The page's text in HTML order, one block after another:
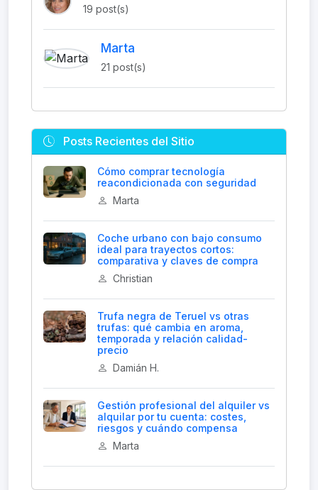
19 post(s)
Marta
21 post(s)
Posts Recientes del Sitio
Cómo comprar tecnología
reacondicionada con seguridad
Marta
Coche urbano con bajo consumo
ideal para trayectos cortos:
comparativa y claves de compra
Christian
Trufa negra de Teruel vs otras
trufas: qué cambia en aroma,
temporada y relación calidad-
precio
Damián H.
Gestión profesional del alquiler vs
alquilar por tu cuenta: costes,
riesgos y cuándo compensa
Marta